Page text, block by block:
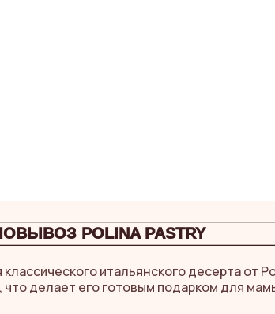
POLINA PASTRY
итальянского десерта
что делает его готовым подарком для